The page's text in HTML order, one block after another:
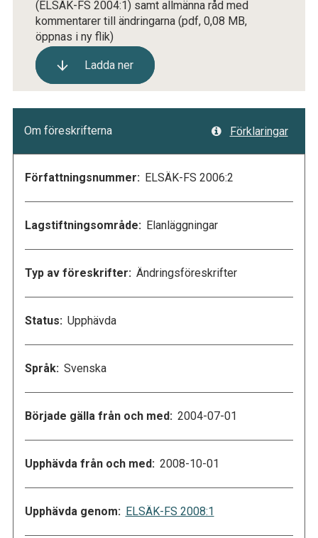
(ELSÄK-FS 2004:1) samt allmänna råd med
kommentarer till ändringarna (pdf, 0,08 MB,
öppnas i ny flik)
Ladda ner
Om föreskrifterna Förklaringar
Författningsnummer: ELSÄK-FS 2006:2
Lagstiftningsområde: Elanläggningar
Typ av föreskrifter: Ändringsföreskrifter
Status: Upphävda
Språk: Svenska
Började gälla från och med: 2004-07-01
Upphävda från och med: 2008-10-01
Upphävda genom: ELSÄK-FS 2008:1